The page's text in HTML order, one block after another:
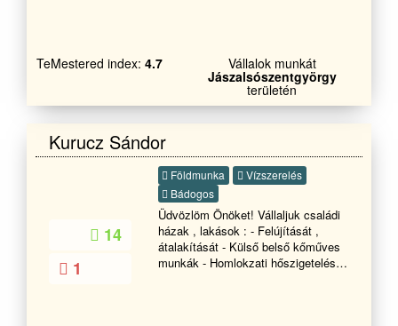
körülményekhez, így biztosítjuk,
hogy mindig a legjobb megoldást
kínáljuk. Az építőipari munkáink
során mindig az ügyfél
szempont. A csapatunk kreatív és
problémamegoldó képességgel
rendelkezik, így garantáljuk, hogy
minden projekt megfeleljen az Ön
igényeinek és elvárásainak. Ha
kérdése van, vagy szeretné
megrendelni a szolgáltatásainkat,
akkor keressen minket bátran. Mi
mindenben a segítségére leszünk,
TeMestered index: 4.7 Vállalok munkát
Jászalsószentgyörgy
területén
Kurucz Sándor
14
1
Földmunka
Vízszerelés
Bádogos
Üdvözlöm Önöket! Vállaljuk családi
házak , lakások : - Felújítását ,
átalakítását - Külső belső kőműves
munkák - Homlokzati hőszigetelés -